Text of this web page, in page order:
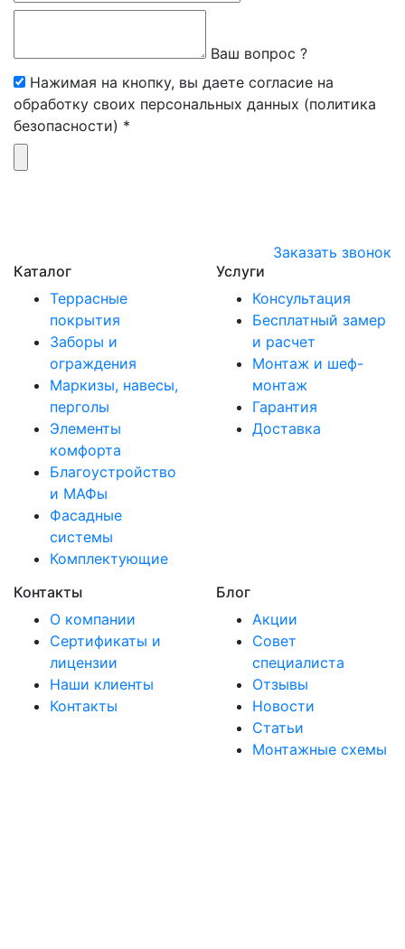
Ваш вопрос ?
Нажимая на кнопку, вы даете согласие на
обработку своих персональных данных (политика
безопасности) *
Заказать звонок
Каталог
Террасные
покрытия
Заборы и
ограждения
Маркизы, навесы,
перголы
Элементы
комфорта
Благоустройство
и МАФы
Фасадные
системы
Комплектующие
Услуги
Консультация
Бесплатный замер
и расчет
Монтаж и шеф-
монтаж
Гарантия
Доставка
Контакты
О компании
Сертификаты и
лицензии
Наши клиенты
Контакты
Блог
Акции
Совет
специалиста
Отзывы
Новости
Статьи
Монтажные схемы